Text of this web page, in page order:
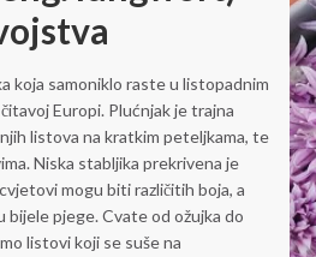
koja samoniklo raste u listopadnim
Europi. Plućnjak je trajna
listova na kratkim peteljkama, te
Niska stabljika prekrivena je
mogu biti različitih boja, a
bijele pjege. Cvate od ožujka do
listovi koji se suše na